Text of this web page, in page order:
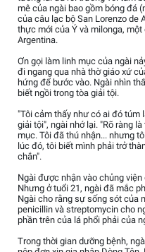
mê của ngài bao gồm bóng đá
của câu lạc bộ San Lorenzo de
thực mới của Ý và milonga,
Argentina.
Ơn gọi làm linh mục của ngài
đi ngang qua nhà thờ giáo xứ
hứng để bước vào. Ngài nhìn
biết ngồi trong tòa giải tội.
"Tôi cảm thấy như có ai đó túm
giải tội", ngài nhớ lại. "Rõ ràng
mục. Tôi đã thú nhận... nhưng
lúc đó, tôi biết mình phải trở
chắn".
Ngài được nhận vào chủng
Nhưng ở tuổi 21, ngài đã mắc
Ngài cho rằng sự sống sót của
penicillin và streptomycin cho
phần trên của lá phổi phải của
Trong thời gian dưỡng bệnh,